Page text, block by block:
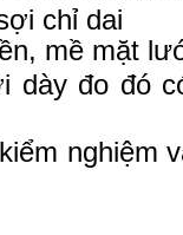
chỉ dai
mề mặt
dày đo đó
nghiệm